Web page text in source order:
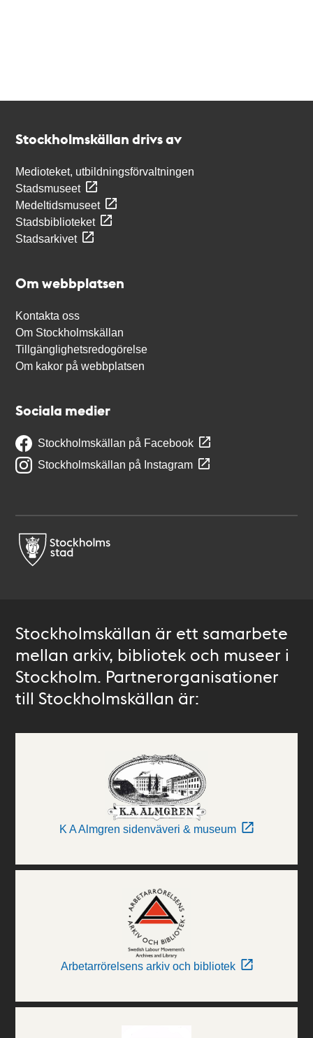
Stockholmskällan drivs av
Medioteket, utbildningsförvaltningen
Stadsmuseet
Medeltidsmuseet
Stadsbiblioteket
Stadsarkivet
Om webbplatsen
Kontakta oss
Om Stockholmskällan
Tillgänglighetsredogörelse
Om kakor på webbplatsen
Sociala medier
Stockholmskällan på Facebook
Stockholmskällan på Instagram
Stockholmskällan är ett samarbete
mellan arkiv, bibliotek och museer i
Stockholm. Partnerorganisationer
till Stockholmskällan är:
K A Almgren sidenväveri & museum
Arbetarrörelsens arkiv och bibliotek